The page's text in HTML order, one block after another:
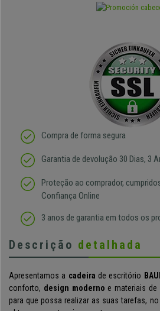
Compra de forma segura
Garantia de devolução 30 Dias, 3
Proteção ao comprador,
Confiança Online
3 anos de garantia em todos os
Descrição detalhada
Apresentamos a cadeira de escritório
conforto, design moderno e materiais de
para que possa realizar as suas tarefas,